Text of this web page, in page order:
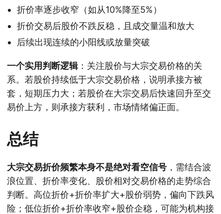
折价率逐步收窄（如从10%降至5%）
折价交易后股价不跌反稳，且成交量温和放大
后续出现连续的小阳线或放量突破
一个实用判断逻辑：关注股价与大宗交易价格的关
系。若股价持续低于大宗交易价格，说明承接方被
套，短期压力大；若股价在大宗交易后快速回升至交
易价上方，则承接方获利，市场情绪偏正面。
总结
大宗交易折价频繁本身不是绝对看空信号 ，需结合波
浪位置、折价率变化、股价相对交易价格的走势综合
判断。高位折价+折价率扩大+股价弱势，偏向下跌风
险；低位折价+折价率收窄+股价企稳，可能为机构接